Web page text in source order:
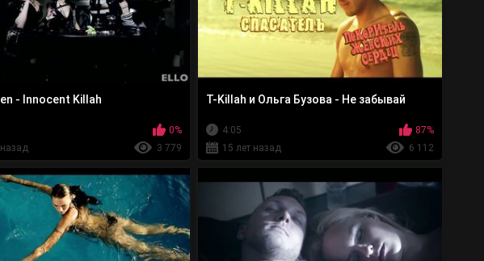
- Innocent Killah
0%
3 779
T-Killah и Ольга Бузова - Не забывай
4:05
87%
15 лет назад
6 112